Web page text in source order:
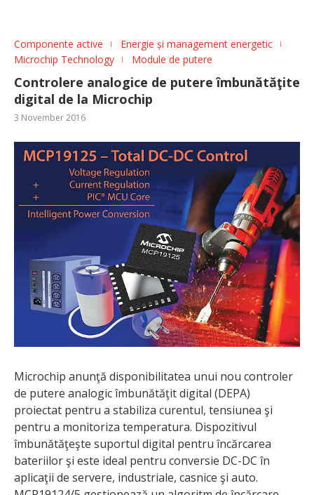
Componente active
Energie și management energetic
Microchip Technology
Module de putere
Controlere analogice de putere îmbunătăţite
digital de la Microchip
3 November 2016
Microchip anunţă disponibilitatea unui nou controler
de putere analogic îmbunătăţit digital (DEPA)
proiectat pentru a stabiliza curentul, tensiunea şi
pentru a monitoriza temperatura. Dispozitivul
îmbunătăţeşte suportul digital pentru încărcarea
bateriilor şi este ideal pentru conversie DC-DC în
aplicaţii de servere, industriale, casnice şi auto.